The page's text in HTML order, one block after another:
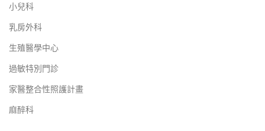
小兒科
乳房外科
生殖醫學中心
過敏特別門診
家醫整合性照護計畫
麻醉科